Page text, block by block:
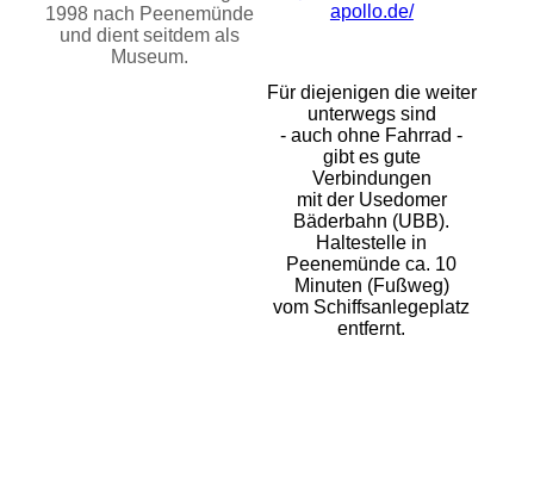
1998 nach Peenemünde
unddient seitdem als
Museum.
apollo.de/
Für diejenigen die weiter
unterwegs sind
- auch ohne Fahrrad -
gibt es gute
Verbindungen
mit der Usedomer
Bäderbahn (UBB).
Haltestelle in
Peenemünde ca. 10
Minuten (Fußweg)
vom Schiffsanlegeplatz
entfernt.